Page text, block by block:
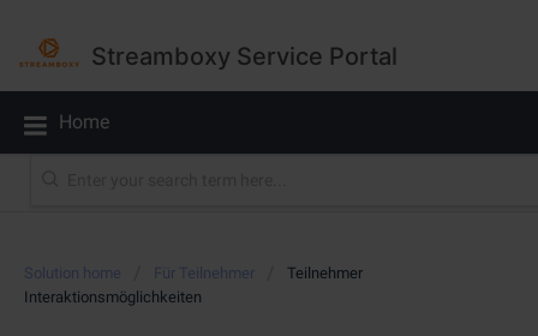
Streamboxy Service Portal
Home
Solution home Für Teilnehmer
Teilnehmer
Interaktionsmöglichkeiten